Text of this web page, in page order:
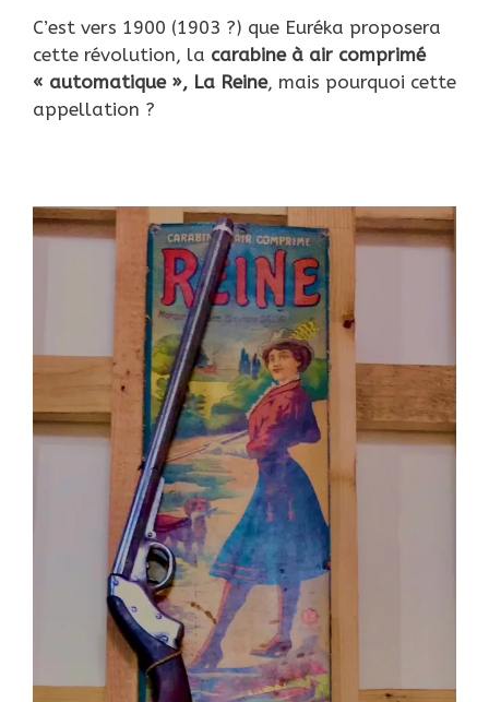
C’est vers 1900 (1903 ?) que Euréka proposera
cette révolution, la carabine à air comprimé
« automatique », La Reine, mais pourquoi cette
appellation ?